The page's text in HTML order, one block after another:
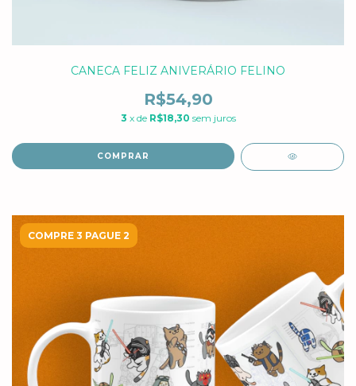
CANECA FELIZ ANIVERÁRIO FELINO
R$54,90
3 x de R$18,30 sem juros
COMPRAR
COMPRE 3 PAGUE 2